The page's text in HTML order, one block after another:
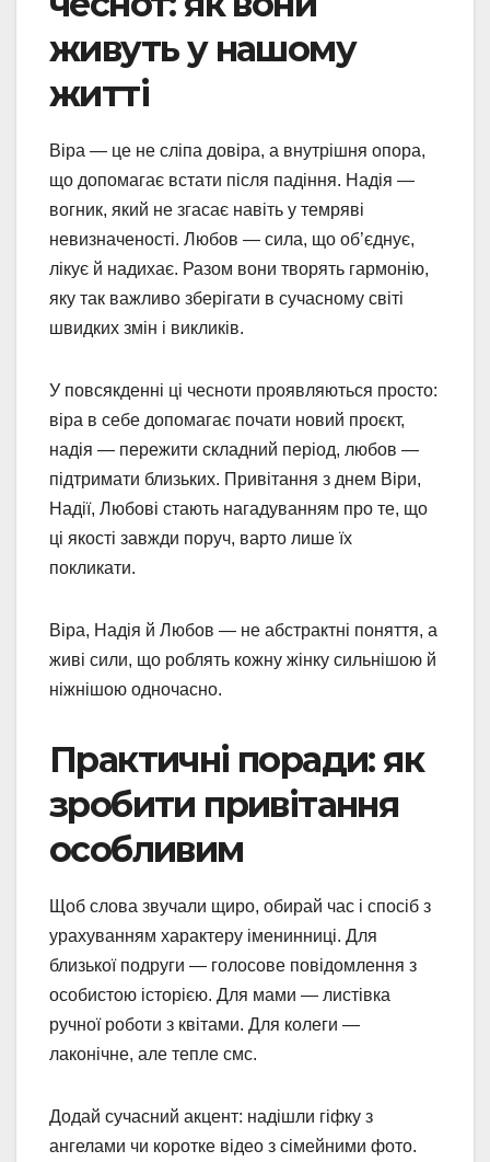
живуть у нашому
житті
Віра — це не сліпа довіра, а внутрішня опора,
що допомагає встати після падіння. Надія —
вогник, який не згасає навіть у темряві
невизначеності. Любов — сила, що об’єднує,
лікує й надихає. Разом вони творять гармонію,
яку так важливо зберігати в сучасному світі
швидких змін і викликів.
У повсякденні ці чесноти проявляються просто:
віра в себе допомагає почати новий проєкт,
надія — пережити складний період, любов —
підтримати близьких. Привітання з днем Віри,
Надії, Любові стають нагадуванням про те, що
ці якості завжди поруч, варто лише їх
покликати.
Віра, Надія й Любов — не абстрактні поняття, а
живі сили, що роблять кожну жінку сильнішою й
ніжнішою одночасно.
Практичні поради: як
зробити привітання
особливим
Щоб слова звучали щиро, обирай час і спосіб з
урахуванням характеру іменинниці. Для
близької подруги — голосове повідомлення з
особистою історією. Для мами — листівка
ручної роботи з квітами. Для колеги —
лаконічне, але тепле смс.
Додай сучасний акцент: надішли гіфку з
ангелами чи коротке відео з сімейними фото.